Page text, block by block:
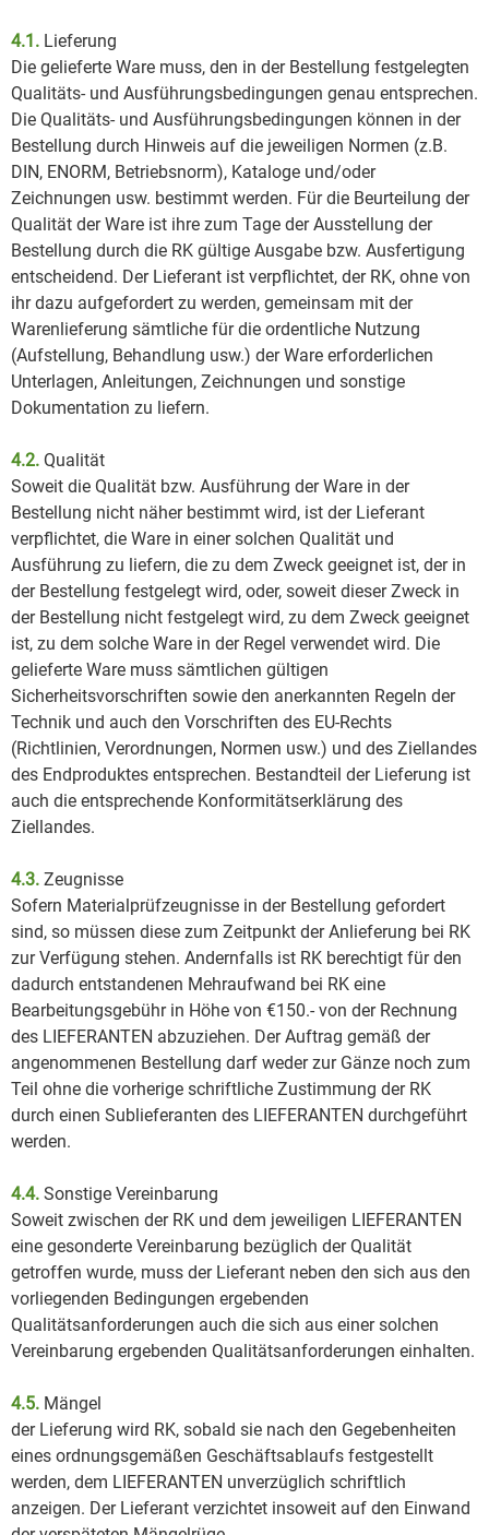
4.1. Lieferung
Die gelieferte Ware muss, den in der Bestellung festgelegten
Qualitäts- und Ausführungsbedingungen genau entsprechen.
Die Qualitäts- und Ausführungsbedingungen können in der
Bestellung durch Hinweis auf die jeweiligen Normen (z.B.
DIN, ENORM, Betriebsnorm), Kataloge und/oder
Zeichnungen usw. bestimmt werden. Für die Beurteilung der
Qualität der Ware ist ihre zum Tage der Ausstellung der
Bestellung durch die RK gültige Ausgabe bzw. Ausfertigung
entscheidend. Der Lieferant ist verpflichtet, der RK, ohne von
ihr dazu aufgefordert zu werden, gemeinsam mit der
Warenlieferung sämtliche für die ordentliche Nutzung
(Aufstellung, Behandlung usw.) der Ware erforderlichen
Unterlagen, Anleitungen, Zeichnungen und sonstige
Dokumentation zu liefern.
4.2. Qualität
Soweit die Qualität bzw. Ausführung der Ware in der
Bestellung nicht näher bestimmt wird, ist der Lieferant
verpflichtet, die Ware in einer solchen Qualität und
Ausführung zu liefern, die zu dem Zweck geeignet ist, der in
der Bestellung festgelegt wird, oder, soweit dieser Zweck in
der Bestellung nicht festgelegt wird, zu dem Zweck geeignet
ist, zu dem solche Ware in der Regel verwendet wird. Die
gelieferte Ware muss sämtlichen gültigen
Sicherheitsvorschriften sowie den anerkannten Regeln der
Technik und auch den Vorschriften des EU-Rechts
(Richtlinien, Verordnungen, Normen usw.) und des Ziellandes
des Endproduktes entsprechen. Bestandteil der Lieferung ist
auch die entsprechende Konformitätserklärung des
Ziellandes.
4.3. Zeugnisse
Sofern Materialprüfzeugnisse in der Bestellung gefordert
sind, so müssen diese zum Zeitpunkt der Anlieferung bei RK
zur Verfügung stehen. Andernfalls ist RK berechtigt für den
dadurch entstandenen Mehraufwand bei RK eine
Bearbeitungsgebühr in Höhe von €150.- von der Rechnung
des LIEFERANTEN abzuziehen. Der Auftrag gemäß der
angenommenen Bestellung darf weder zur Gänze noch zum
Teil ohne die vorherige schriftliche Zustimmung der RK
durch einen Sublieferanten des LIEFERANTEN durchgeführt
werden.
4.4. Sonstige Vereinbarung
Soweit zwischen der RK und dem jeweiligen LIEFERANTEN
eine gesonderte Vereinbarung bezüglich der Qualität
getroffen wurde, muss der Lieferant neben den sich aus den
vorliegenden Bedingungen ergebenden
Qualitätsanforderungen auch die sich aus einer solchen
Vereinbarung ergebenden Qualitätsanforderungen einhalten.
4.5. Mängel
der Lieferung wird RK, sobald sie nach den Gegebenheiten
eines ordnungsgemäßen Geschäftsablaufs festgestellt
werden, dem LIEFERANTEN unverzüglich schriftlich
anzeigen. Der Lieferant verzichtet insoweit auf den Einwand